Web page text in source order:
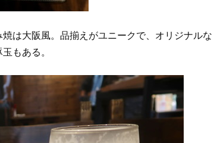
は大阪風。品揃えがユニークで、オリジナルな
もある。